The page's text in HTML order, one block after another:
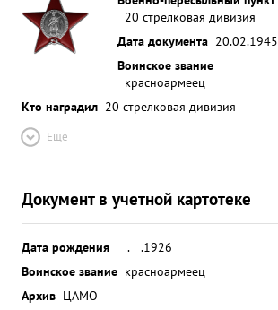
20 стрелковая дивизия
Дата документа 20.02.1945
Воинское звание
красноармеец
Кто наградил 20 стрелковая дивизия
Ещё
Документ в учетной картотеке
Дата рождения
__.__.1926
Воинское звание красноармеец
Архив ЦАМО